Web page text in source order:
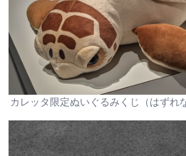
カレッタ限定ぬいぐるみくじ（はずれ